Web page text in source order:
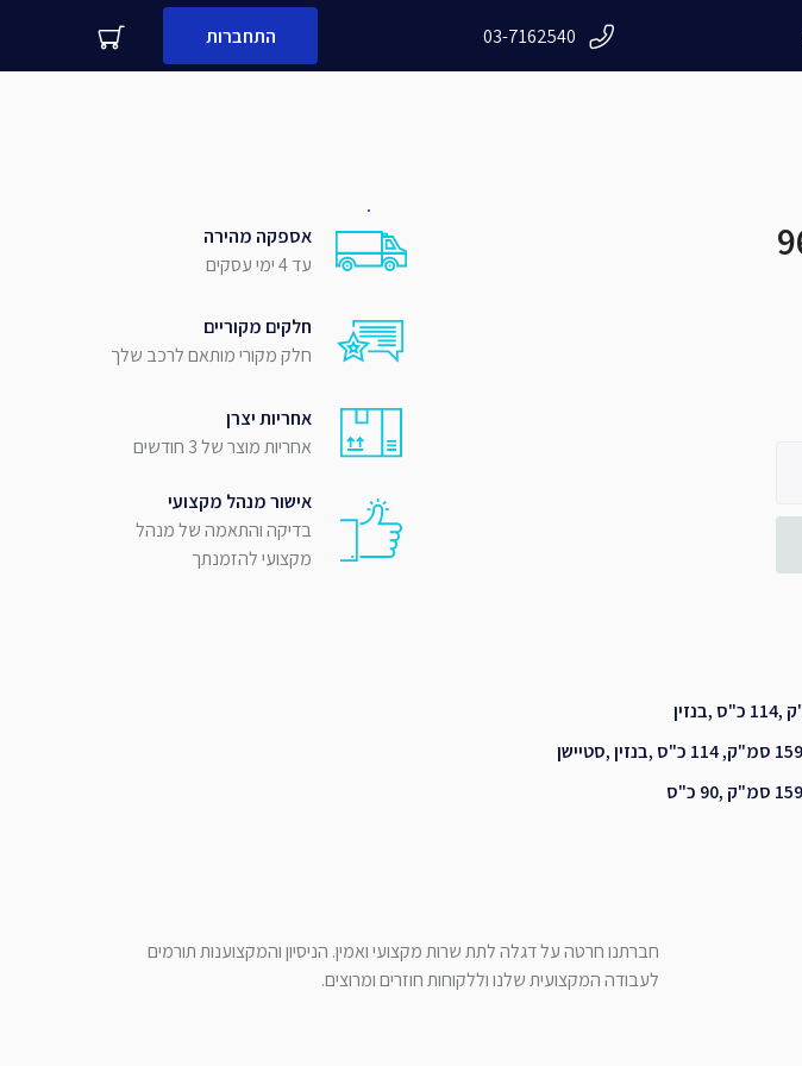
התחברות 03-7162540
שלח
אספקה מהירה
עד 4 ימי עסקים
חלקים מקוריים
חלק מקורי מותאם לרכב שלך
אחריות יצרן
אחריות מוצר של 3 חודשים
אישור מנהל מקצועי
בדיקה והתאמה של מנהל
מקצועי להזמנתך
חברתנו חרטה על דגלה לתת שרות מקצועי ואמין. הניסיון והמקצוענות תורמים
לעבודה המקצועית שלנו וללקוחות חוזרים ומרוצים.